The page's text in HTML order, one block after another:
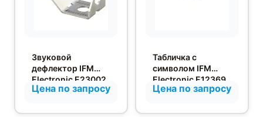
Звуковой
дефлектор IFM
Electronic E23002
Цена по запросу
Табличка с
символом IFM
Electronic E12369
Цена по запросу